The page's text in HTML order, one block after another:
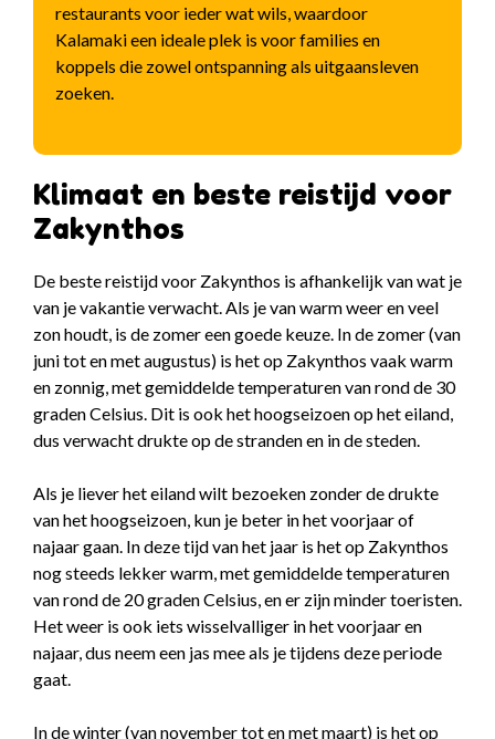
restaurants voor ieder wat wils, waardoor
Kalamaki een ideale plek is voor families en
koppels die zowel ontspanning als uitgaansleven
zoeken.
Klimaat en beste reistijd voor
Zakynthos
De beste reistijd voor Zakynthos is afhankelijk van wat je
van je vakantie verwacht. Als je van warm weer en veel
zon houdt, is de zomer een goede keuze. In de zomer (van
juni tot en met augustus) is het op Zakynthos vaak warm
en zonnig, met gemiddelde temperaturen van rond de 30
graden Celsius. Dit is ook het hoogseizoen op het eiland,
dus verwacht drukte op de stranden en in de steden.
Als je liever het eiland wilt bezoeken zonder de drukte
van het hoogseizoen, kun je beter in het voorjaar of
najaar gaan. In deze tijd van het jaar is het op Zakynthos
nog steeds lekker warm, met gemiddelde temperaturen
van rond de 20 graden Celsius, en er zijn minder toeristen.
Het weer is ook iets wisselvalliger in het voorjaar en
najaar, dus neem een jas mee als je tijdens deze periode
gaat.
In de winter (van november tot en met maart) is het op